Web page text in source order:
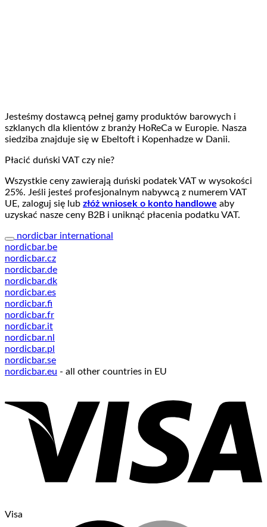
Jesteśmy dostawcą pełnej gamy produktów barowych i
szklanych dla klientów z branży HoReCa w Europie. Nasza
siedziba znajduje się w Ebeltoft i Kopenhadze w Danii.
Płacić duński VAT czy nie?
Wszystkie ceny zawierają duński podatek VAT w wysokości
25%. Jeśli jesteś profesjonalnym nabywcą z numerem VAT
UE, zaloguj się lub złóż wniosek o konto handlowe aby
uzyskać nasze ceny B2B i uniknąć płacenia podatku VAT.
nordicbar international
nordicbar.be
nordicbar.cz
nordicbar.de
nordicbar.dk
nordicbar.es
nordicbar.fi
nordicbar.fr
nordicbar.it
nordicbar.nl
nordicbar.pl
nordicbar.se
nordicbar.eu - all other countries in EU
Visa